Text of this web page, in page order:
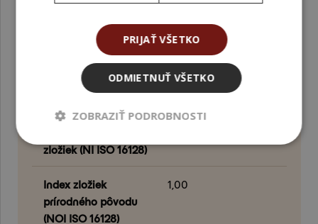
zložka
Fáza formulácie
Fáza ochladzovania ;
Dodatočné
zapracovanie
zložiek (NI ISO 16128)
Index zložiek
prírodného pôvodu
(NOI ISO 16128)
1,00
PRIJAŤ VŠETKO
ODMIETNUŤ VŠETKO
ZOBRAZIŤ PODROBNOSTI